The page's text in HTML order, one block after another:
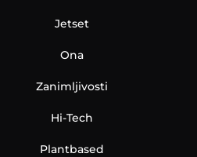
Jetset
Ona
Zanimljivosti
Hi-Tech
Plantbased